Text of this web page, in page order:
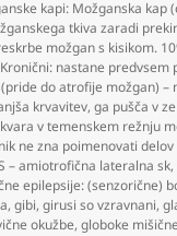
kapi: Možganska kap
tkiva zaradi
možgan s kisikom.
nastane predvsem
do atrofije možgan) –
krvavitev,ga pušča v
v temenskem režnju
ne zna poimenovati
– amiotrofična lateralna sk,
epilepsije: (senzorične)
,gibi,girusi so vzravnani,
okužbe,globoke